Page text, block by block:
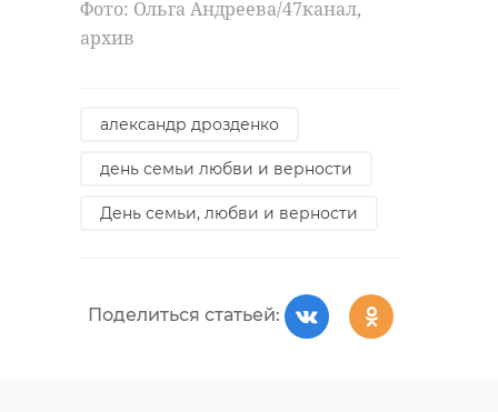
Фото: Ольга Андреева/47канал,
архив
александр дрозденко
день семьи любви и верности
День семьи, любви и верности
Поделиться статьей: